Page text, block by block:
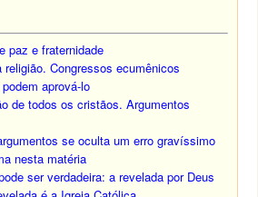
paz e fraternidade
religião. Congressos ecumênicos
aprová-lo
de todos os cristãos. Argumentos
se oculta um erro gravíssimo
nesta matéria
ser verdadeira: a revelada por Deus